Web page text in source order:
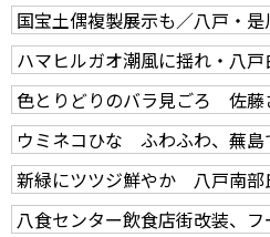
国宝土偶複製展示も／八戸・
ハマヒルガオ潮風に揺れ・八
色とりどりのバラ見ごろ 佐藤
ウミネコひな ふわふわ、蕪島
新緑にツツジ鮮やか 八戸南部
八食センター飲食店街改装、